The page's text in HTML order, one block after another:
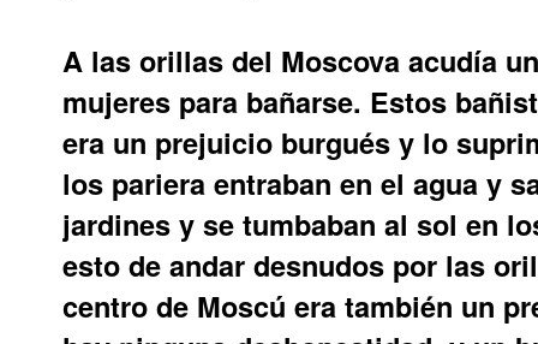
A las orillas del Moscova acudía
mujeres para bañarse. Estos
era un prejuicio burgués y lo
los pariera entraban en el agua y
jardines y se tumbaban al sol en
esto de andar desnudos por las
centro de Moscú era también un